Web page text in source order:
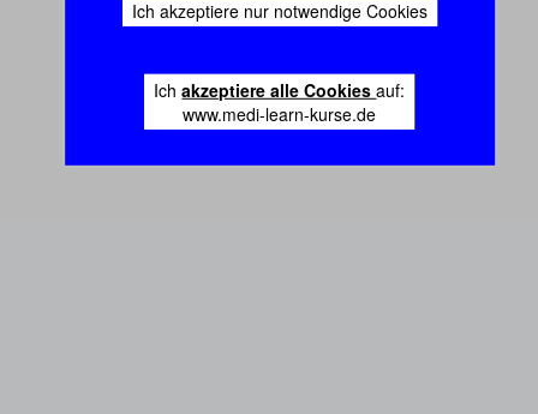
Ich akzeptiere nur notwendige Cookies
Ichakzeptiere alle Cookiesauf:
www.medi-learn-kurse.de